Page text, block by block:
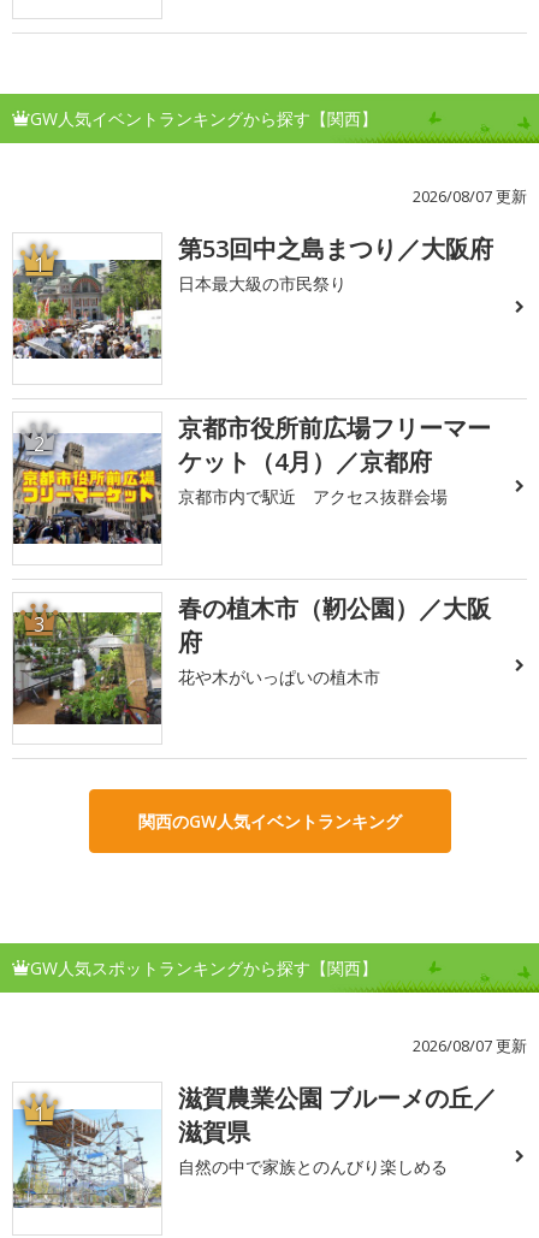
GW人気イベントランキングから探す【関西】
2026/08/07 更新
1 第53回中之島まつり／大阪府
日本最大級の市民祭り
2
京都市役所前広場フリーマー
ケット（4月）／京都府
京都市内で駅近 アクセス抜群会場
3
春の植木市（靭公園）／大阪
府
花や木がいっぱいの植木市
関西のGW人気イベントランキング
GW人気スポットランキングから探す【関西】
2026/08/07 更新
1
滋賀農業公園 ブルーメの丘／
滋賀県
自然の中で家族とのんびり楽しめる